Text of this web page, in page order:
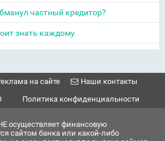
частный кредитор?
знать каждому.
на сайте
Наши контакты
Политика конфиденциальности
осуществляет финансовую
сайтом банка или какой-либо